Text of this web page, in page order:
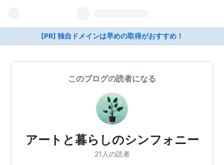
[PR] 独自ドメインは早めの取得がおすすめ！
このブログの読者になる
アートと暮らしのシンフォニー
21人の読者